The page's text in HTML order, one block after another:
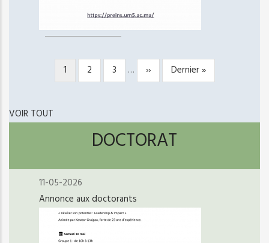
PAGINATIONPage
courante
1 Page
2 Page
3 …
Page
suivante
››
Dernière
page
Dernier »
VOIR TOUT
DOCTORAT
11-05-2026
Annonce aux doctorants